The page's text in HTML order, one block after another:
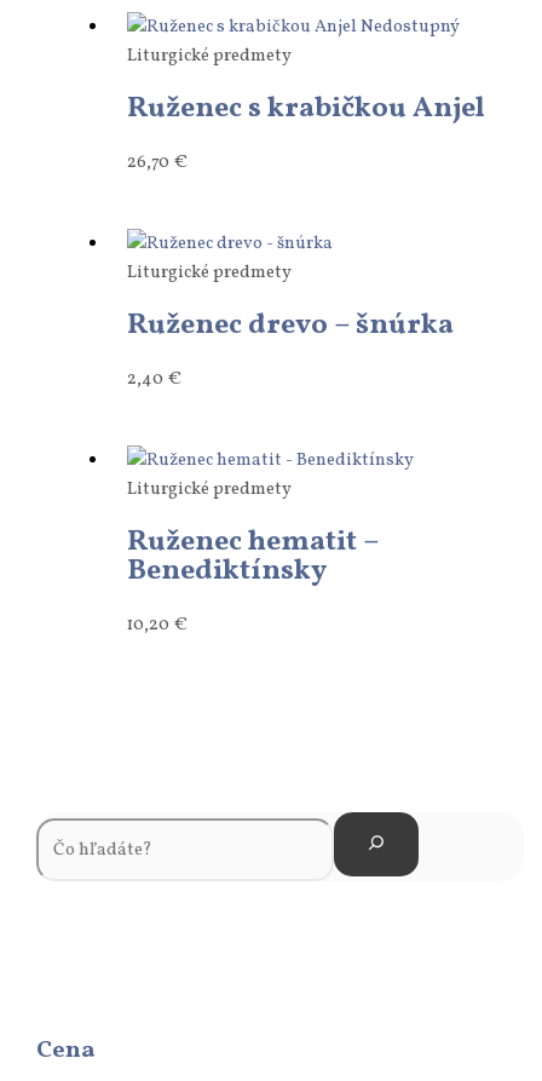
Cena
Nedostupný
Liturgické predmety
Ruženec s krabičkou Anjel
26,70 €
Liturgické predmety
Ruženec drevo – šnúrka
2,40 €
Liturgické predmety
Ruženec hematit –
Benediktínsky
10,20 €